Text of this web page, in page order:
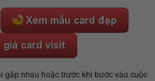
gặp nhau hoặc trước khi bước vào cuộc